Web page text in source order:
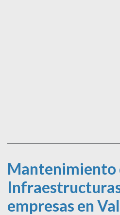
Mantenimiento
empresas en